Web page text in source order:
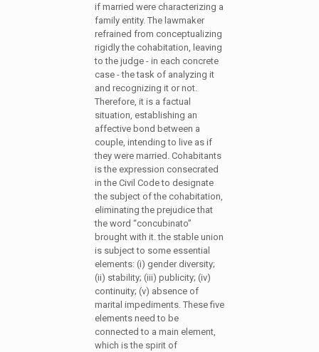
if married were characterizing a
family entity. The lawmaker
refrained from conceptualizing
rigidly the cohabitation, leaving
to the judge - in each concrete
case - the task of analyzing it
and recognizing it or not.
Therefore, it is a factual
situation, establishing an
affective bond between a
couple, intending to live as if
they were married. Cohabitants
is the expression consecrated
in the Civil Code to designate
the subject of the cohabitation,
eliminating the prejudice that
the word “concubinato”
brought with it. the stable union
is subject to some essential
elements: (i) gender diversity;
(ii) stability; (iii) publicity; (iv)
continuity; (v) absence of
marital impediments. These five
elements need to be
connected to a main element,
which is the spirit of